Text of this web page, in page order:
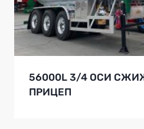
56000L 3/4 ОСИ
ПРИЦЕП